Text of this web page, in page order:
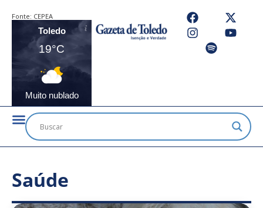
Fonte: CEPEA
Toledo
19°C
Muito nublado
Saúde